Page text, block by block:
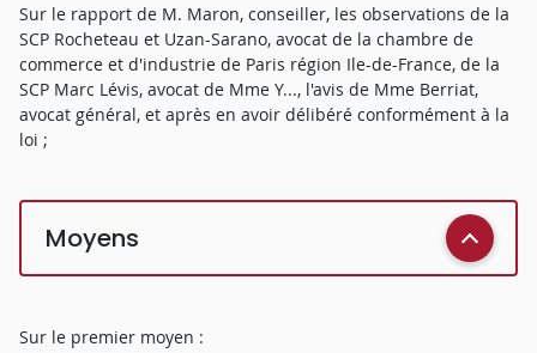
Sur le rapport de M. Maron, conseiller, les observations de la
SCP Rocheteau et Uzan-Sarano, avocat de la chambre de
commerce et d'industrie de Paris région Ile-de-France, de la
SCP Marc Lévis, avocat de Mme Y..., l'avis de Mme Berriat,
avocat général, et après en avoir délibéré conformément à la
loi ;
Moyens
Sur le premier moyen :